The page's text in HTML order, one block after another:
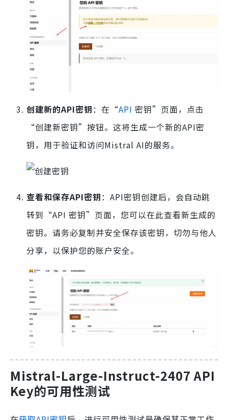
创建新的API密钥：在“API 密钥”页面，点击
“创建新密钥”按钮。这将生成一个新的API密
钥，用于验证和访问Mistral AI的服务。
查看和保存API密钥：API密钥创建后，会自动跳
转到“API 密钥”页面，您可以在此查看新生成的
密钥。请务必复制并安全保存该密钥，切勿与他人
分享，以保护您的账户安全。
Mistral-Large-Instruct-2407 API
Key的可用性测试